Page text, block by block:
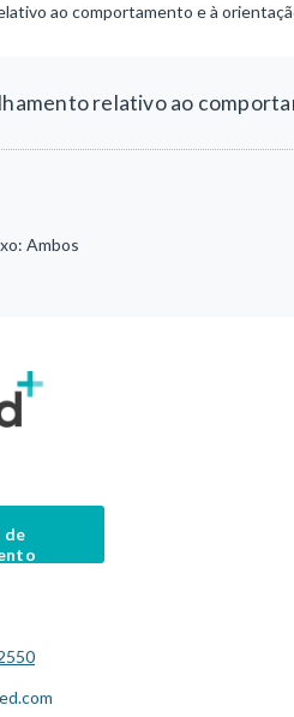
ao comportamento e à
relativo ao
Ambos
de